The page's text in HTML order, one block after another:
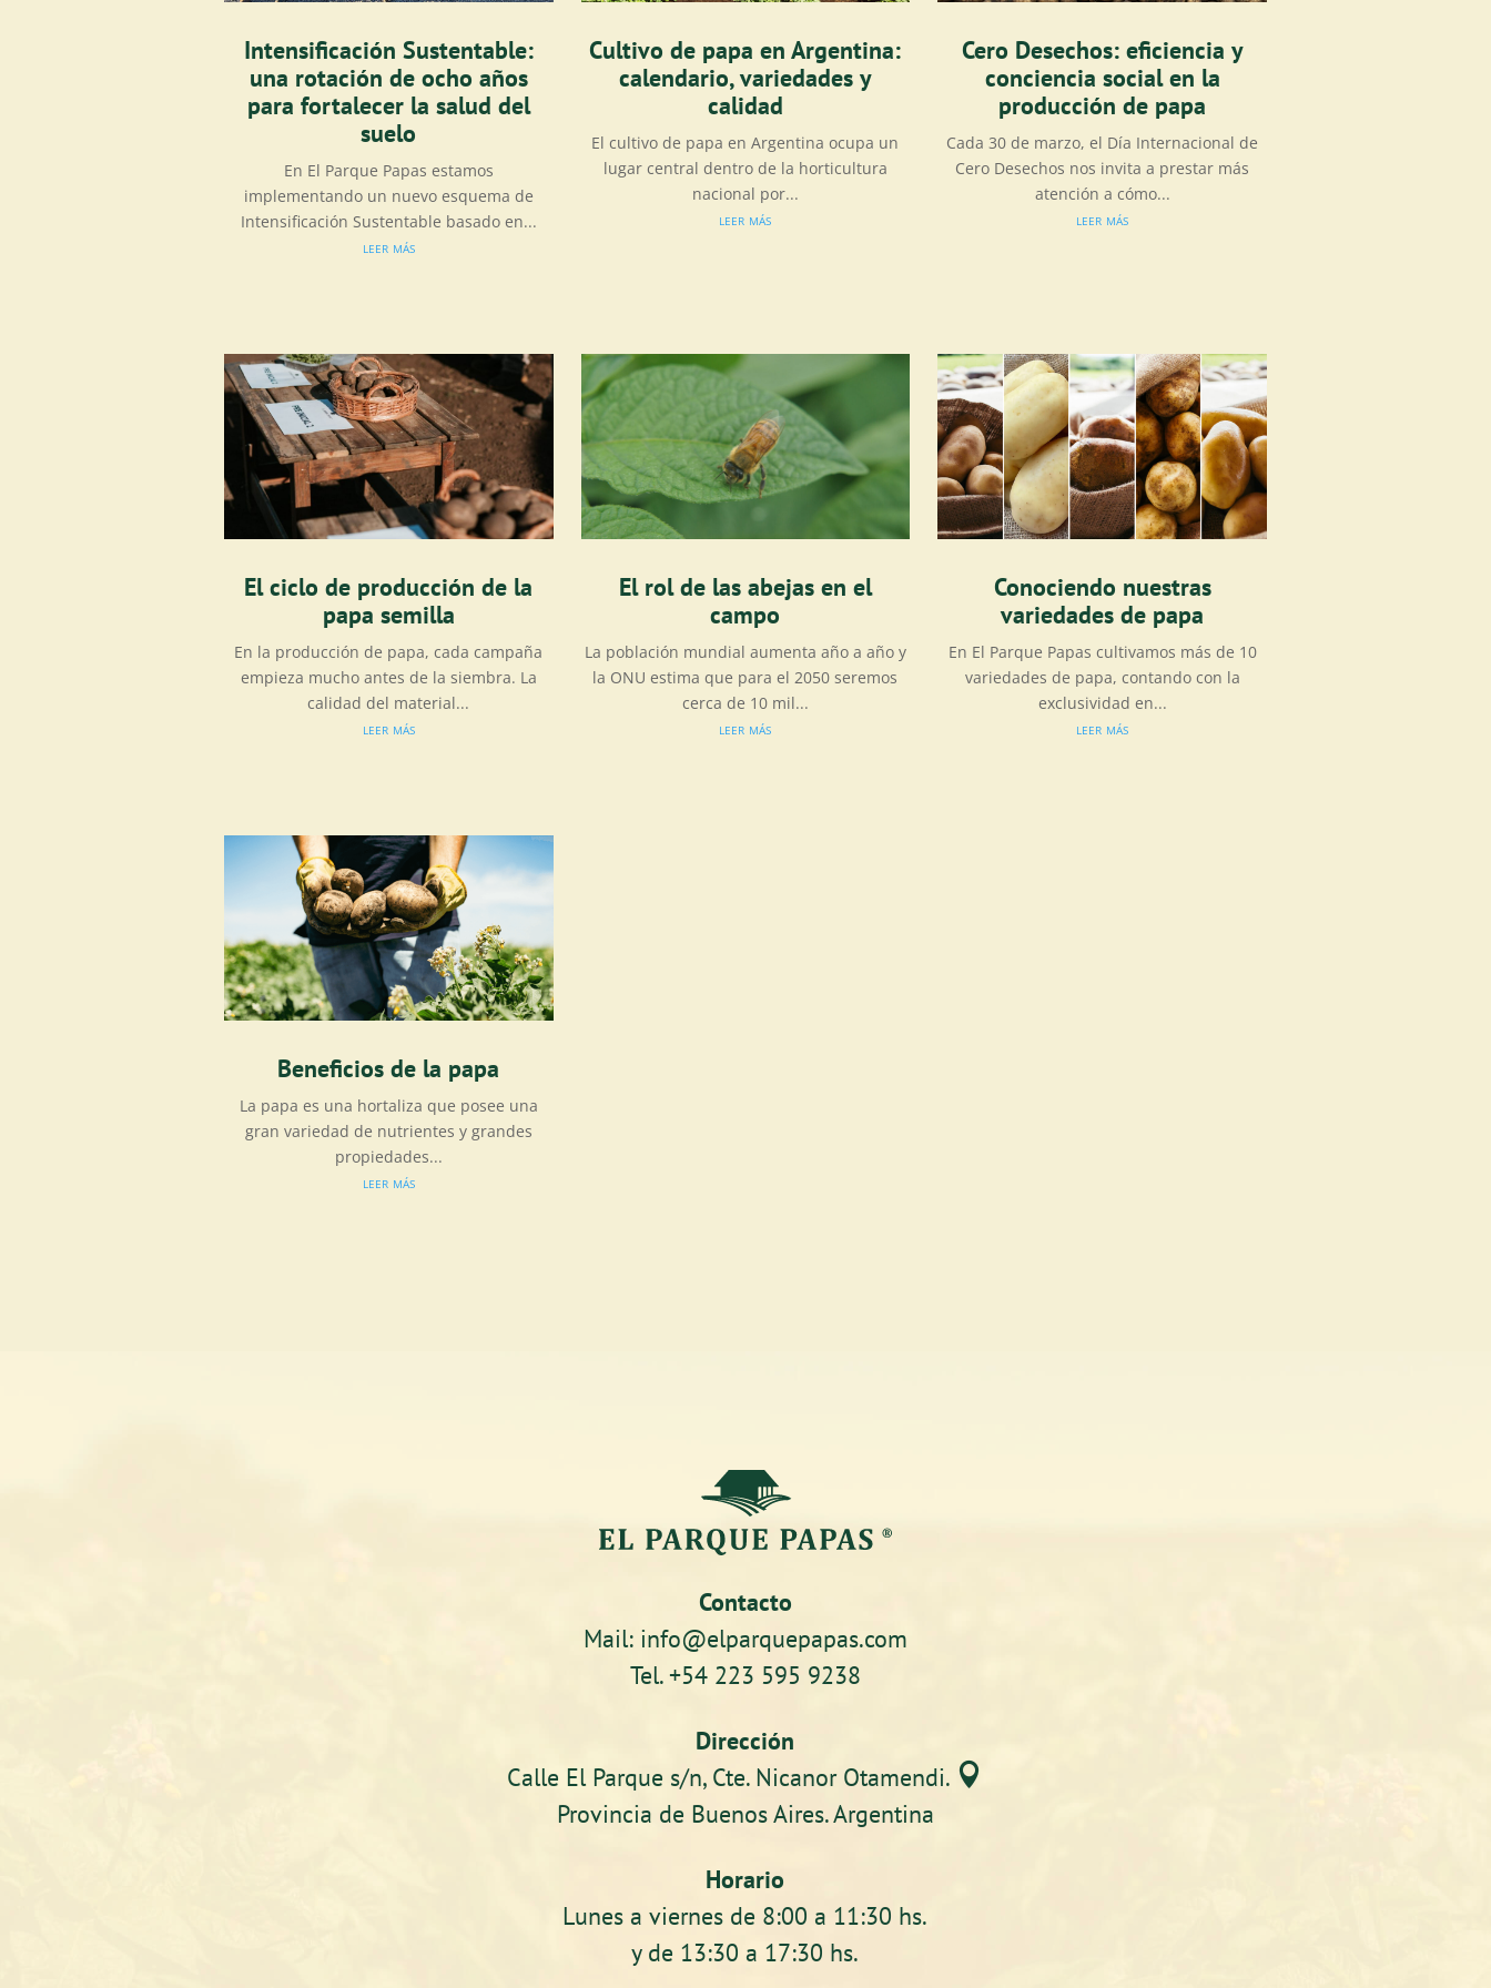
Intensificación Sustentable:
una rotación de ocho años
para fortalecer la salud del
suelo
En El Parque Papas estamos
implementando un nuevo esquema de
Intensificación Sustentable basado en...
leer más
Cultivo de papa en Argentina:
calendario, variedades y
calidad
El cultivo de papa en Argentina ocupa un
lugar central dentro de la horticultura
nacional por...
leer más
Cero Desechos: eficiencia y
conciencia social en la
producción de papa
Cada 30 de marzo, el Día Internacional de
Cero Desechos nos invita a prestar más
atención a cómo...
leer más
El ciclo de producción de la
papa semilla
En la producción de papa, cada campaña
empieza mucho antes de la siembra. La
calidad del material...
leer más
El rol de las abejas en el
campo
La población mundial aumenta año a año y
la ONU estima que para el 2050 seremos
cerca de 10 mil...
leer más
Conociendo nuestras
variedades de papa
En El Parque Papas cultivamos más de 10
variedades de papa, contando con la
exclusividad en...
leer más
Beneficios de la papa
La papa es una hortaliza que posee una
gran variedad de nutrientes y grandes
propiedades...
leer más
Contacto
Mail: info@elparquepapas.com
Tel. +54 223 595 9238
Dirección
Calle El Parque s/n, Cte. Nicanor Otamendi. 
Provincia de Buenos Aires. Argentina
Horario
Lunes a viernes de 8:00 a 11:30 hs.
y de 13:30 a 17:30 hs.